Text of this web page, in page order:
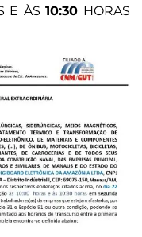
E ÀS10:30 HORAS